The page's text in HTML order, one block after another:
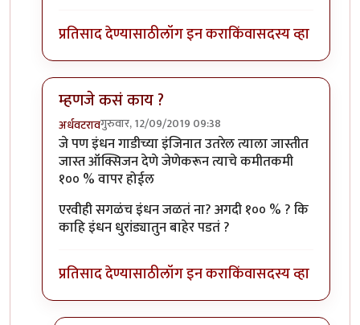
प्रतिसाद देण्यासाठीलॉग इन कराकिंवासदस्य व्हा
म्हणजे कसं काय ?
अर्धवटरावगुरुवार, 12/09/2019 09:38
In reply toचांगला धागा आहे .. सकारत्मकbyखिलजि
जे पण इंधन गाडीच्या इंजिनात उतरेल त्याला जास्तीत
जास्त ऑक्सिजन देणे जेणेकरून त्याचे कमीतकमी
१०० % वापर होईल
एरवीही सगळंच इंधन जळतं ना? अगदी १०० % ? कि
काहि इंधन धुरांड्यातुन बाहेर पडतं ?
प्रतिसाद देण्यासाठीलॉग इन कराकिंवासदस्य व्हा